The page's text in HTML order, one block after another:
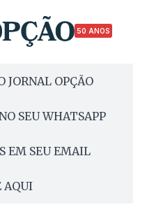
50 ANOS
JORNAL OPÇÃO
SEU WHATSAPP
EM SEU EMAIL
AQUI